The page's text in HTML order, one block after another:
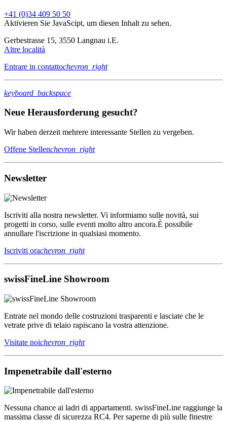
+41 (0)34 409 50 50
Aktivieren Sie JavaScipt, um diesen Inhalt zu sehen.
Gerbestrasse 15, 3550 Langnau i.E.
Altre località
Entrare in contattochevron_right
keyboard_backspace
Neue Herausforderung gesucht?
Wir haben derzeit mehrere interessante Stellen zu vergeben.
Offene Stellenchevron_right
Newsletter
Iscriviti alla nostra newsletter. Vi informiamo sulle novità, sui
progetti in corso, sulle eventi molto altro ancora.È possibile
annullare l'iscrizione in qualsiasi momento.
Iscriviti orachevron_right
swissFineLine Showroom
Entrate nel mondo delle costruzioni trasparenti e lasciate che le
vetrate prive di telaio rapiscano la vostra attenzione.
Visitate noichevron_right
Impenetrabile dall'esterno
Nessuna chance ai ladri di appartamenti. swissFineLine raggiunge la
massima classe di sicurezza RC4. Per saperne di più sulle finestre